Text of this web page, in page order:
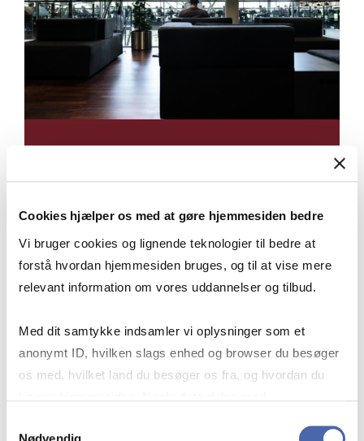
Cookies hjælper os med at gøre hjemmesiden bedre
Vi bruger cookies og lignende teknologier til bedre at
forstå hvordan hjemmesiden bruges, og til at vise mere
relevant information om vores uddannelser og tilbud.
Med dit samtykke indsamler vi oplysninger som et
anonymt ID, hvilken slags enhed og browser du besøger
os med, hvilket land du besøger os fra, og hvordan du
NOMENKLATURER OG
BRANCHEKODER
I vores nørdede guide, forklarer vi
hvordan kodesystemerne hænger